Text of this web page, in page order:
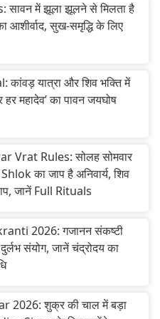
सावन में झूला झूलने से मिलता है
सुख-समृद्धि के लिए
कांवड़ यात्रा और शिव भक्ति में
हर महादेव’ का पावन जयघोष
Vrat Rules: सोलह सोमवार
का जाप है अनिवार्य, शिव
जानें Full Rituals
2026: गजानन संकष्टी
संयोग, जानें चंद्रोदय का
2026: शुक्र की चाल में बड़ा